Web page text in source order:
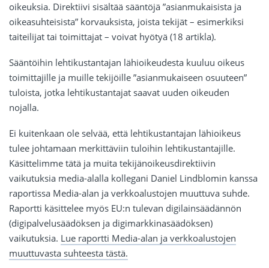
oikeuksia. Direktiivi sisältää sääntöjä ”asianmukaisista ja
oikeasuhteisista” korvauksista, joista tekijät – esimerkiksi
taiteilijat tai toimittajat – voivat hyötyä (18 artikla).
Sääntöihin lehtikustantajan lähioikeudesta kuuluu oikeus
toimittajille ja muille tekijöille ”asianmukaiseen osuuteen”
tuloista, jotka lehtikustantajat saavat uuden oikeuden
nojalla.
Ei kuitenkaan ole selvää, että lehtikustantajan lähioikeus
tulee johtamaan merkittäviin tuloihin lehtikustantajille.
Käsittelimme tätä ja muita tekijänoikeusdirektiivin
vaikutuksia media-alalla kollegani Daniel Lindblomin kanssa
raportissa Media-alan ja verkkoalustojen muuttuva suhde.
Raportti käsittelee myös EU:n tulevan digilainsäädännön
(digipalvelusäädöksen ja digimarkkinasäädöksen)
vaikutuksia. Lue raportti Media-alan ja verkkoalustojen
muuttuvasta suhteesta tästä.